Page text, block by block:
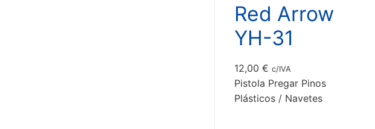
Red Arrow
YH-31
12,00 € c/IVA
Pistola Pregar Pinos
Plásticos / Navetes